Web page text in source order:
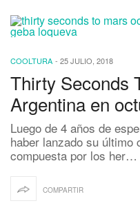
COOLTURA - 25 JULIO, 2018
Thirty Seconds
Argentina en
Luego de 4 años de
haber lanzado su último
compuesta por los her…
COMPARTIR